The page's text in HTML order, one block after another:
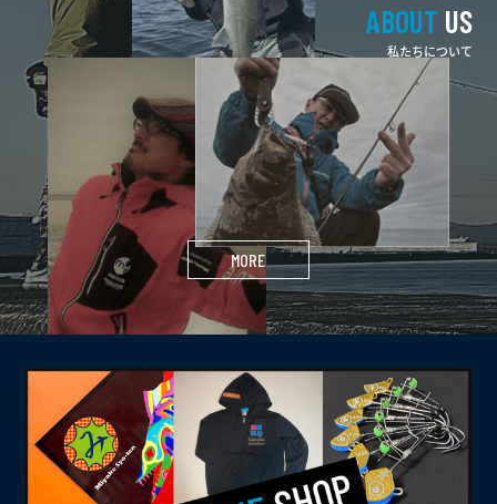
ABOUT US
私たちについて
三宅商店
MIYAKE SHOUTEN
2017年、釣具メーカー『三宅商店』を立ち上げました。
​​​​​​​釣りの楽しみ方は、ファミリーフィッシングからストイックなルア
ー釣りまでほんまに千差万別ですが、気持ちよく釣りができるよう
に皆様に釣りの楽しさを伝えていければと考えています。
MORE